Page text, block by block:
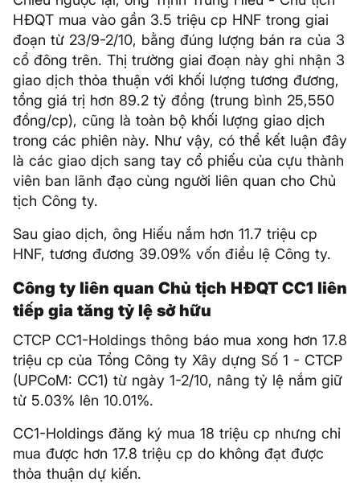
HĐQT mua vào gần 3.5 triệu cp HNF trong giai
đoạn từ 23/9-2/10, bằng đúng lượng bán ra của 3
cổ đông trên. Thị trường giai đoạn này ghi nhận 3
giao dịch thỏa thuận với khối lượng tương đương,
tổng giá trị hơn 89.2 tỷ đồng (trung bình 25,550
đồng/cp), cũng là toàn bộ khối lượng giao dịch
trong các phiên này. Như vậy, có thể kết luận đây
là các giao dịch sang tay cổ phiếu của cựu thành
viên ban lãnh đạo cùng người liên quan cho Chủ
tịch Công ty.
Sau giao dịch, ông Hiếu nắm hơn 11.7 triệu cp
HNF, tương đương 39.09% vốn điều lệ Công ty.
Công ty liên quan Chủ tịch HĐQT CC1 liên
tiếp gia tăng tỷ lệ sở hữu
CTCP CC1-Holdings thông báo mua xong hơn 17.8
triệu cp của Tổng Công ty Xây dựng Số 1 - CTCP
(UPCoM: CC1) từ ngày 1-2/10, nâng tỷ lệ nắm giữ
từ 5.03% lên 10.01%.
CC1-Holdings đăng ký mua 18 triệu cp nhưng chỉ
mua được hơn 17.8 triệu cp do không đạt được
thỏa thuận dự kiến.